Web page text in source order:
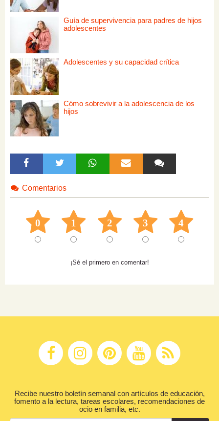
Guía de supervivencia para padres de hijos
adolescentes
Adolescentes y su capacidad crítica
Cómo sobrevivir a la adolescencia de los
hijos
Comentarios
0 1 2 3 4
¡Sé el primero en comentar!
Recibe nuestro boletín semanal con artículos de educación,
fomento a la lectura, tareas escolares, recomendaciones de
ocio en familia, etc.